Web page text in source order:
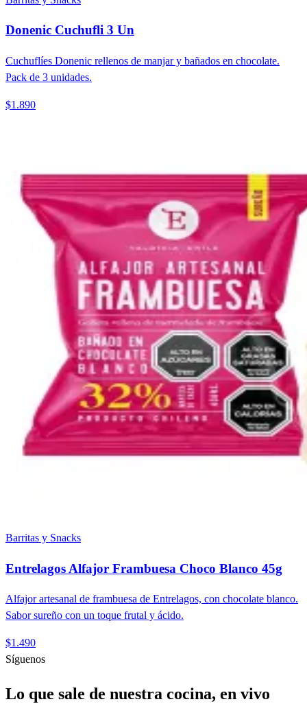
Donenic Cuchufli 3 Un
Cuchuflíes Donenic rellenos de manjar y bañados en chocolate.
Pack de 3 unidades.
$1.890
Barritas y Snacks
Entrelagos Alfajor Frambuesa Choco Blanco 45g
Alfajor artesanal de frambuesa de Entrelagos, con chocolate blanco.
Sabor sureño con un toque frutal y ácido.
$1.490
Síguenos
Lo que sale de nuestra cocina, en vivo